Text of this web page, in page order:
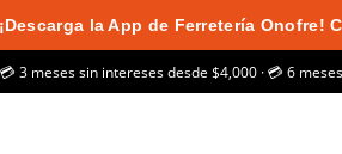
¡Descarga la App de Ferretería Onofre!
3 meses sin intereses desde $4,000 · 💳 6